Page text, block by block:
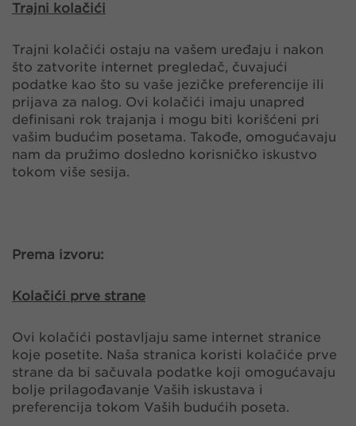
Trajni kolačići
Trajni kolačići ostaju na vašem uređaju i nakon
što zatvorite internet pregledač, čuvajući
podatke kao što su vaše jezičke preferencije ili
prijava za nalog. Ovi kolačići imaju unapred
definisani rok trajanja i mogu biti korišćeni pri
vašim budućim posetama. Takođe, omogućavaju
nam da pružimo dosledno korisničko iskustvo
tokom više sesija.
Prema izvoru:
Kolačići prve strane
Ovi kolačići postavljaju same internet stranice
koje posetite. Naša stranica koristi kolačiće prve
strane da bi sačuvala podatke koji omogućavaju
bolje prilagođavanje Vaših iskustava i
preferencija tokom Vaših budućih poseta.